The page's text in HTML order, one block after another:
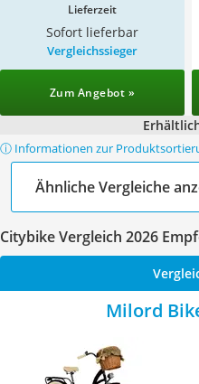
Lieferzeit
Sofort lieferbar
Vergleichssieger
Zum Angebot »
ⓘ Informationen zur
Ähnliche Vergleiche
Citybike Vergleich 2026
Milord